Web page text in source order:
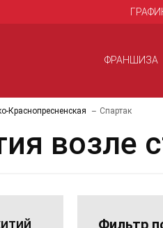
ФРАНШИЗА
Краснопресненская Спартак
возле
Фильтр